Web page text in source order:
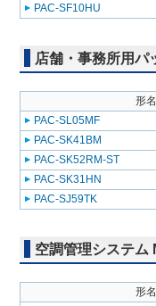
PAC-SF10HU
店舗・事務所用パ
形名
PAC-SL05MF
PAC-SK41BM
PAC-SK52RM-ST
PAC-SK31HN
PAC-SJ59TK
空調管理システム
形名